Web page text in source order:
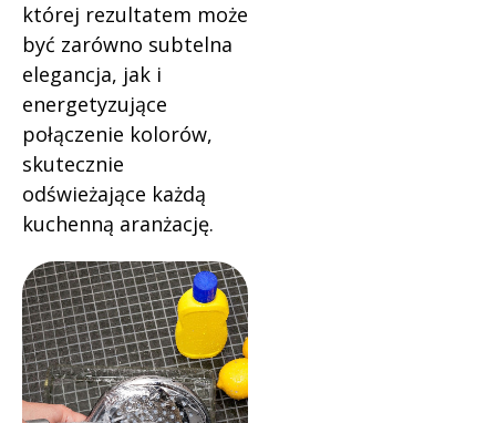
której rezultatem może
być zarówno subtelna
elegancja, jak i
energetyzujące
połączenie kolorów,
skutecznie
odświeżające każdą
kuchenną aranżację.